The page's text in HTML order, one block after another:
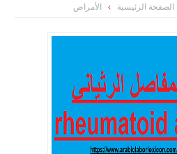
الصفحة الرئيسية الأمراض